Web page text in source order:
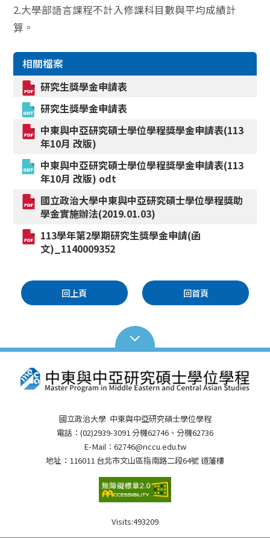
2.大學部語言課程不計入修課科目數與平均成績計
算。
相關檔案
研究生獎學金申請表
研究生獎學金申請表
中東與中亞研究碩士學位學程獎學金申請表(113
年10月 改版)
中東與中亞研究碩士學位學程獎學金申請表(113
年10月 改版) odt
國立政治大學中東與中亞研究碩士學位學程獎助
學金實施辦法(2019.01.03)
113學年第2學期研究生獎學金申請(函
文)_1140009352
回上頁 回首頁
國立政治大學 中東與中亞研究碩士學位學程
電話：(02)2939-3091 分機62746、分機62736
E-Mail：62746@nccu.edu.tw
地址：116011 台北市文山區指南路二段64號 道藩樓
Visits:493209